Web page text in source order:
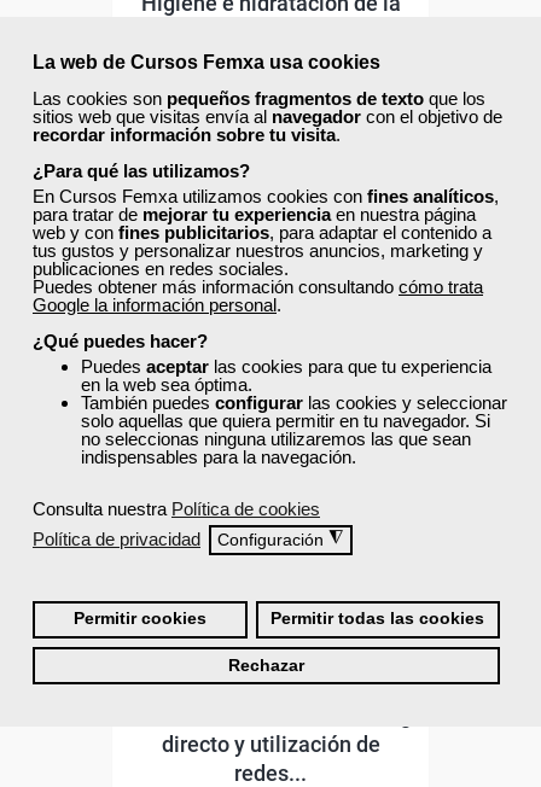
La web de Cursos Femxa usa cookies
Las cookies son pequeños fragmentos de texto que los
sitios web que visitas envía al navegador con el objetivo de
recordar información sobre tu visita.
¿Para qué las utilizamos?
En Cursos Femxa utilizamos cookies con fines analíticos,
para tratar de mejorar tu experienciaen nuestra página
web y con fines publicitarios, para adaptar el contenido a
tus gustos y personalizar nuestros anuncios, marketing y
publicaciones en redes sociales.
Puedes obtener más información consultando cómo trata
Google la información personal.
¿Qué puedes hacer?
Puedes aceptar las cookies para que tu experiencia
en la web sea óptima.
También puedes configurar las cookies y seleccionar
solo aquellas que quiera permitir en tu navegador. Si
no seleccionas ninguna utilizaremos las que sean
indispensables para la navegación.
Consulta nuestra Política de cookies
Política de privacidad
Configuración ◮
Permitir cookies Permitir todas las cookies
Rechazar
Curso Gratuito
50 horas
Matrícula cerrada
0 86
ONLINE
Grupo Femxa
directo y utilización de
redes...